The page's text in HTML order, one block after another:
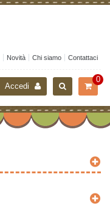
Novità Chi siamo Contattaci
0
Accedi